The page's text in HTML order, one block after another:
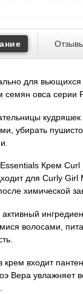
для вьющихся
семян овса серии
кудряшек
убирать
Крем Curl
для Curly Girl
химической
волосами,
крем входит
Вера увлажняет